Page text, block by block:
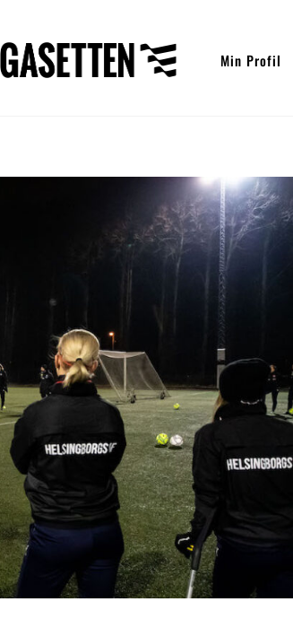
Min Profil